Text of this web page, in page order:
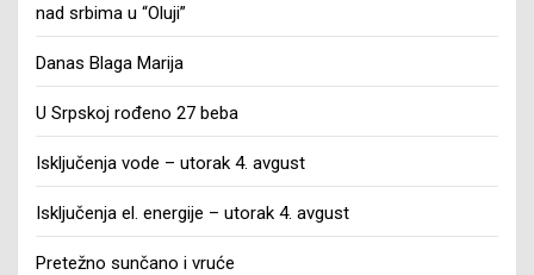
nad srbima u “Oluji”
Danas Blaga Marija
U Srpskoj rođeno 27 beba
Isključenja vode – utorak 4. avgust
Isključenja el. energije – utorak 4. avgust
Pretežno sunčano i vruće